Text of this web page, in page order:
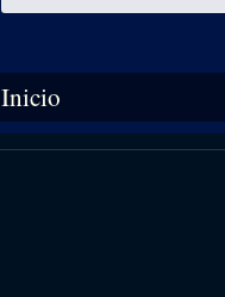
Se encuentra usted aquí
Inicio